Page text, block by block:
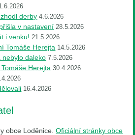
derby 4.6.2026
v nastavení 28.5.2026
i venku! 21.5.2026
Tomáše Herejta 14.5.2026
nebylo daleko 7.5.2026
Herejta 30.4.2026
16.4.2026
obce Loděnice. Oficiální stránky obce